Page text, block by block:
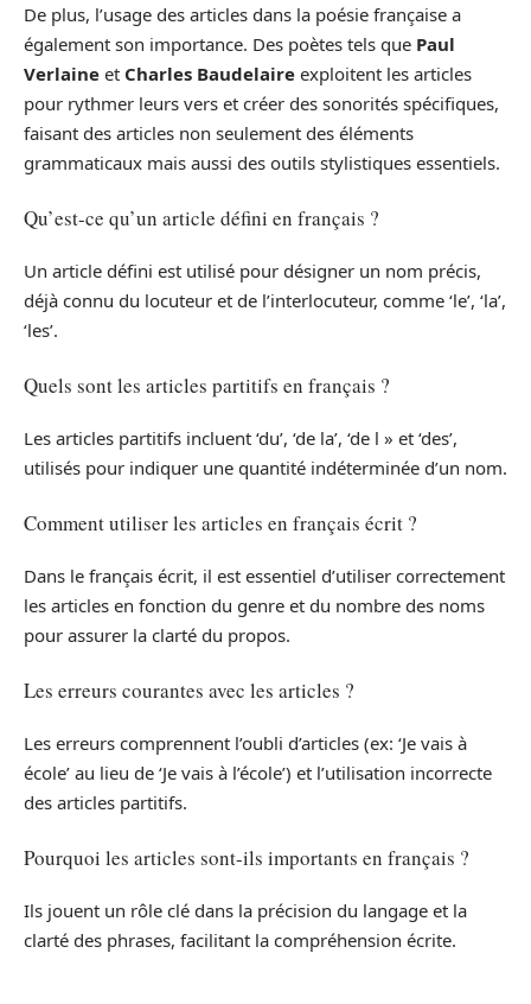
De plus, l’usage des articles dans la poésie française a
également son importance. Des poètes tels que Paul
Verlaine et Charles Baudelaire exploitent les articles
pour rythmer leurs vers et créer des sonorités spécifiques,
faisant des articles non seulement des éléments
grammaticaux mais aussi des outils stylistiques essentiels.
Qu’est-ce qu’un article défini en français ?
Un article défini est utilisé pour désigner un nom précis,
déjà connu du locuteur et de l’interlocuteur, comme ‘le’, ‘la’,
‘les’.
Quels sont les articles partitifs en français ?
Les articles partitifs incluent ‘du’, ‘de la’, ‘de l » et ‘des’,
utilisés pour indiquer une quantité indéterminée d’un nom.
Comment utiliser les articles en français écrit ?
Dans le français écrit, il est essentiel d’utiliser correctement
les articles en fonction du genre et du nombre des noms
pour assurer la clarté du propos.
Les erreurs courantes avec les articles ?
Les erreurs comprennent l’oubli d’articles (ex: ‘Je vais à
école’ au lieu de ‘Je vais à l’école’) et l’utilisation incorrecte
des articles partitifs.
Pourquoi les articles sont-ils importants en français ?
Ils jouent un rôle clé dans la précision du langage et la
clarté des phrases, facilitant la compréhension écrite.